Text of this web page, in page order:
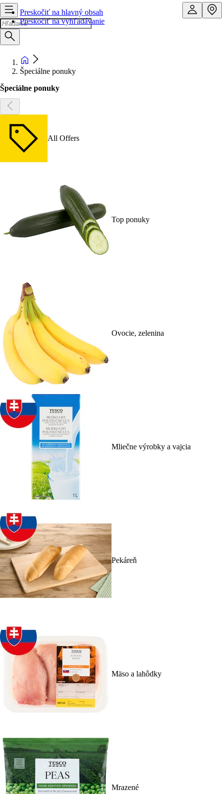
Preskočiť na hlavný obsah
Preskočiť na vyhľadávanie
Špeciálne ponuky
Špeciálne ponuky
All Offers
Top ponuky
Ovocie, zelenina
Mliečne výrobky a vajcia
Pekáreň
Mäso a lahôdky
Mrazené